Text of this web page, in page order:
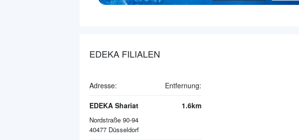
EDEKA FILIALEN
Adresse: Entfernung:
EDEKA Shariat
Nordstraße 90-94
40477 Düsseldorf
1.6km